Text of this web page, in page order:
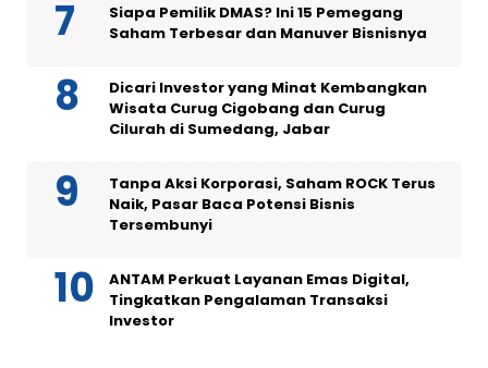
Siapa Pemilik DMAS? Ini 15 Pemegang
Saham Terbesar dan Manuver Bisnisnya
Dicari Investor yang Minat Kembangkan
Wisata Curug Cigobang dan Curug
Cilurah di Sumedang, Jabar
Tanpa Aksi Korporasi, Saham ROCK Terus
Naik, Pasar Baca Potensi Bisnis
Tersembunyi
ANTAM Perkuat Layanan Emas Digital,
Tingkatkan Pengalaman Transaksi
Investor